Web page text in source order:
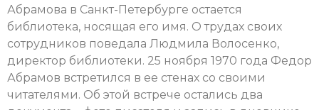
Абрамова в Санкт-Петербурге остается
библиотека, носящая его имя. О трудах своих
сотрудников поведала Людмила Волосенко,
директор библиотеки. 25 ноября 1970 года Федор
Абрамов встретился в ее стенах со своими
читателями. Об этой встрече остались два